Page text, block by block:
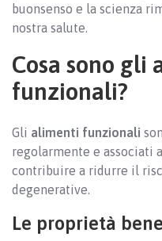
buonsenso e la scienza
nostra salute.
Cosa sono gli
funzionali?
Gli alimenti funzionali
regolarmente e associati
contribuire a ridurre il
degenerative.
Le proprietà